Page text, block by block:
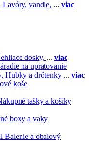
Lavóry, vandle, ... viac
dosky, ... viac
na upratovanie
Hubky a drôtenky ... viac
koše
tašky a košíky
boxy a vaky
Balenie a obalový